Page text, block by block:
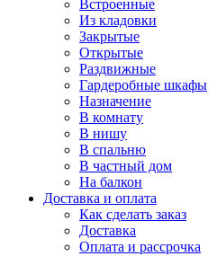
Встроенные
Из кладовки
Закрытые
Открытые
Раздвижные
Гардеробные шкафы
Назначение
В комнату
В нишу
В спальню
В частный дом
На балкон
Доставка и оплата
Как сделать заказ
Доставка
Оплата и рассрочка